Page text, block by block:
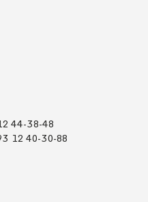
44-38-48
12 40-30-88